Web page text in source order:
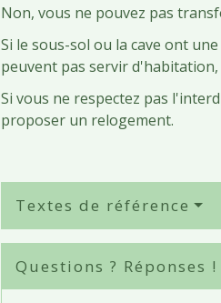
Non, vous ne pouvez pas
Si le sous-sol ou la cave ont
peuvent pas servir
Si vous ne respectez pas
proposer un relogement.
Textes de référence
Questions ? Réponses !